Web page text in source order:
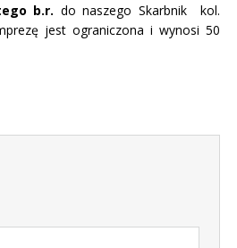
b.r. do naszego Skarbnik kol.
jest ograniczona i wynosi 50